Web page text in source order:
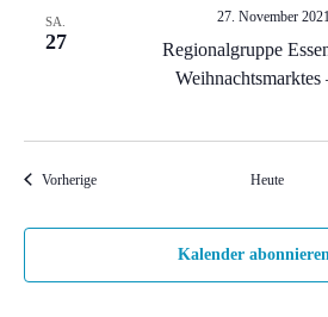
SA.
27
Regionalgruppe
Weihnachtsmarktes
27. November
VorherigeVeranstaltungen Heute
Kalender abonnieren